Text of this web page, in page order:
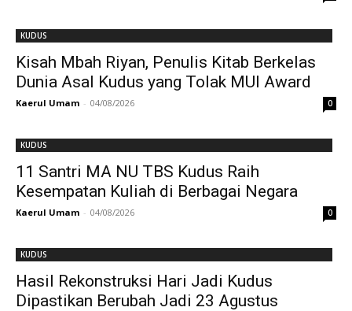
KUDUS
Kisah Mbah Riyan, Penulis Kitab Berkelas
Dunia Asal Kudus yang Tolak MUI Award
Kaerul Umam - 04/08/2026 0
KUDUS
11 Santri MA NU TBS Kudus Raih
Kesempatan Kuliah di Berbagai Negara
Kaerul Umam - 04/08/2026 0
KUDUS
Hasil Rekonstruksi Hari Jadi Kudus
Dipastikan Berubah Jadi 23 Agustus